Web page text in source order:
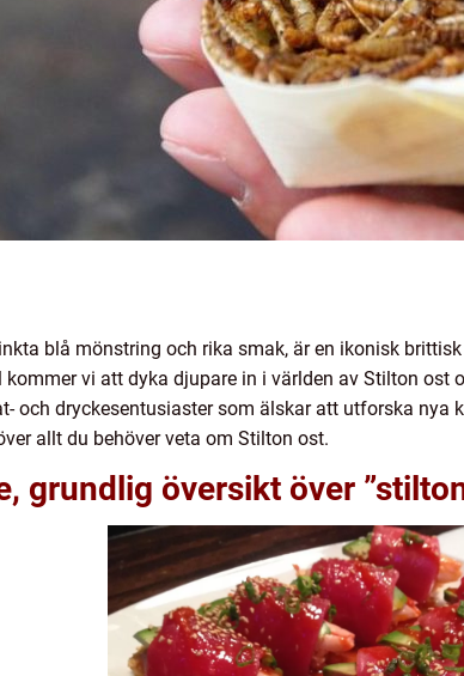
blå mönstring och rika smak, är en ikonisk
kommer vi att dyka djupare in i världen av Stilton ost
och dryckesentusiaster som älskar att utforska nya
allt du behöver veta om Stilton ost.
grundlig översikt över